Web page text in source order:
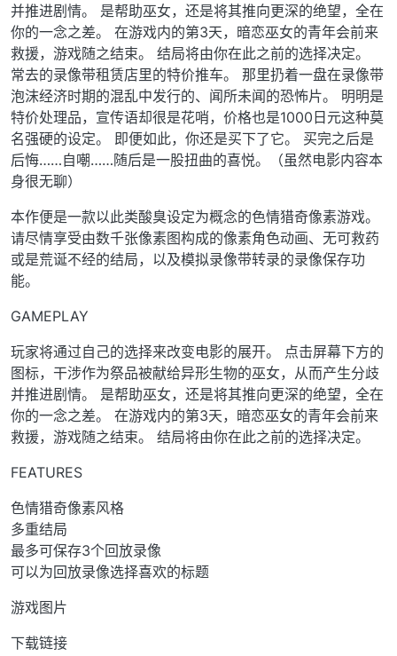
并推进剧情。 是帮助巫女，还是将其推向更深的绝望，全在
你的一念之差。 在游戏内的第3天，暗恋巫女的青年会前来
救援，游戏随之结束。 结局将由你在此之前的选择决定。
常去的录像带租赁店里的特价推车。 那里扔着一盘在录像带
泡沫经济时期的混乱中发行的、闻所未闻的恐怖片。 明明是
特价处理品，宣传语却很是花哨，价格也是1000日元这种莫
名强硬的设定。 即便如此，你还是买下了它。 买完之后是
后悔……自嘲……随后是一股扭曲的喜悦。（虽然电影内容本
身很无聊）
本作便是一款以此类酸臭设定为概念的色情猎奇像素游戏。
请尽情享受由数千张像素图构成的像素角色动画、无可救药
或是荒诞不经的结局，以及模拟录像带转录的录像保存功
能。
GAMEPLAY
玩家将通过自己的选择来改变电影的展开。 点击屏幕下方的
图标，干涉作为祭品被献给异形生物的巫女，从而产生分歧
并推进剧情。 是帮助巫女，还是将其推向更深的绝望，全在
你的一念之差。 在游戏内的第3天，暗恋巫女的青年会前来
救援，游戏随之结束。 结局将由你在此之前的选择决定。
FEATURES
色情猎奇像素风格
多重结局
最多可保存3个回放录像
可以为回放录像选择喜欢的标题
游戏图片
下载链接